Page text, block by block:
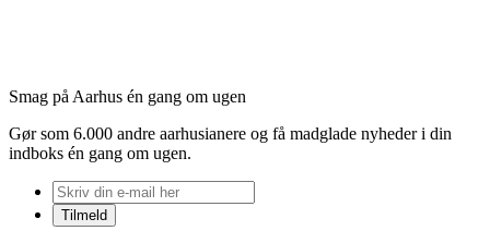
Smag på Aarhus én gang om ugen
Gør som 6.000 andre aarhusianere og få madglade nyheder i din
indboks én gang om ugen.